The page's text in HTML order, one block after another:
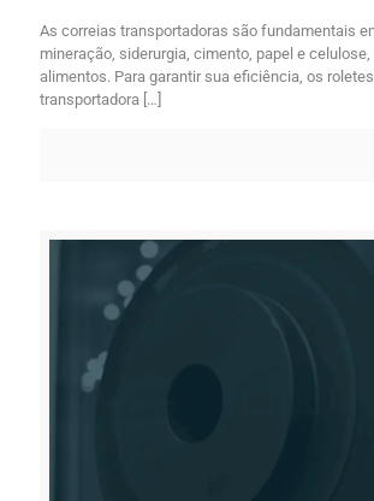
As correias transportadoras são fundamentais
mineração, siderurgia, cimento, papel e
alimentos. Para garantir sua eficiência, os
transportadora […]